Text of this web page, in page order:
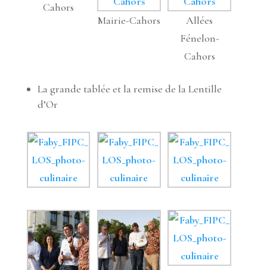
Cahors
Mairie-Cahors
Allées
Fénelon-
Cahors
La grande tablée et la remise de la Lentille
d’Or